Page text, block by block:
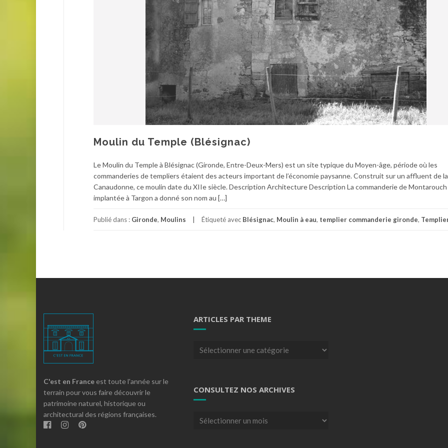
Moulin du Temple (Blésignac)
Le Moulin du Temple à Blésignac (Gironde, Entre-Deux-Mers) est un site typique du Moyen-âge, période où les
commanderies de templiers étaient des acteurs important de l’économie paysanne. Construit sur un affluent de la
Canaudonne, ce moulin date du XIIe siècle. Description Architecture Description La commanderie de Montarouch
implantée à Targon a donné son nom au […]
Publié dans : Gironde, Moulins Étiqueté avec Blésignac, Moulin à eau, templier commanderie gironde,
C'est en France est toute l'année sur le
terrain pour vous faire découvrir le
patrimoine naturel, historique ou
architectural des régions françaises.
ARTICLES PAR THEME
Articles
CONSULTEZ NOS ARCHIVES
Consultez